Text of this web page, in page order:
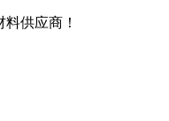
供应商！